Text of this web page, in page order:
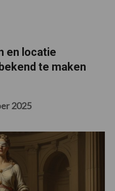
en locatie
te maken
2025